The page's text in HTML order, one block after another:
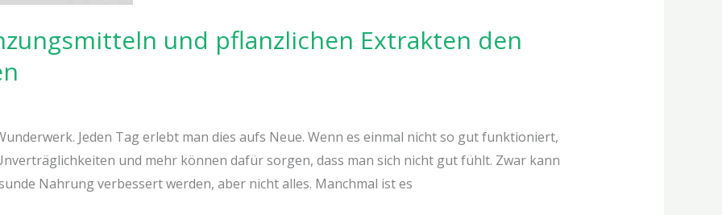
und pflanzlichen Extrakten den
Jeden Tag erlebt man dies aufs Neue. Wenn es einmal nicht so gut funktioniert,
und mehr können dafür sorgen, dass man sich nicht gut fühlt. Zwar kann
Nahrung verbessert werden, aber nicht alles. Manchmal ist es